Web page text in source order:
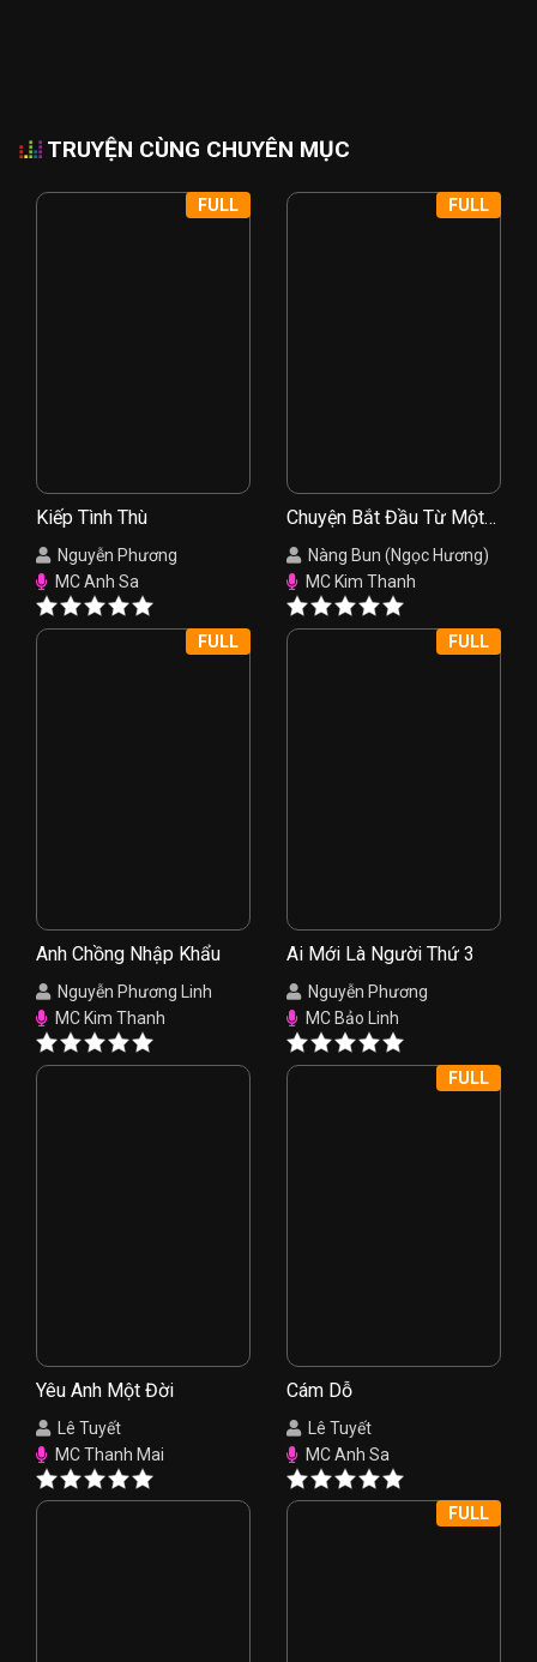
TRUYỆN CÙNG CHUYÊN MỤC
Kiếp Tình Thù
Nguyễn Phương
MC Anh Sa
FULL
Chuyện Bắt Đầu Từ Một
Nụ Hồng
Nàng Bun (Ngọc Hương)
MC Kim Thanh
FULL
Anh Chồng Nhập Khẩu
Nguyễn Phương Linh
MC Kim Thanh
FULL
Ai Mới Là Người Thứ 3
Nguyễn Phương
MC Bảo Linh
FULL
Yêu Anh Một Đời
Lê Tuyết
MC Thanh Mai
Cám Dỗ
Lê Tuyết
MC Anh Sa
FULL
FULL